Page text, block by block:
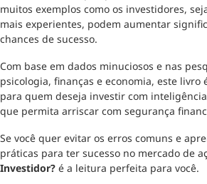
muitos exemplos como os investidores,
mais experientes, podem aumentar
chances de sucesso.
Com base em dados minuciosos e nas
psicologia, finanças e economia, este livro
para quem deseja investir com
que permita arriscar com segurança
Se você quer evitar os erros comuns e
práticas para ter sucesso no mercado de
Investidor? é a leitura perfeita para você.